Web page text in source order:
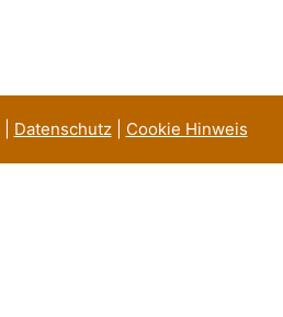
Datenschutz| Cookie Hinweis